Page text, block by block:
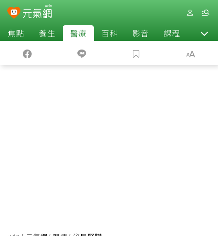
焦點 養生 醫療 百科 影音 課程 退休